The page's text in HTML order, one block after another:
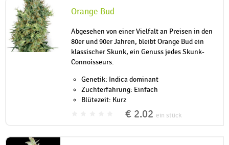
Orange Bud
Abgesehen von einer Vielfalt an Preisen in den
80er und 90er Jahren, bleibt Orange Bud ein
klassischer Skunk, ein Genuss jedes Skunk-
Connoisseurs.
Genetik: Indica dominant
Zuchterfahrung: Einfach
Blütezeit: Kurz
€ 2.02 ein stück